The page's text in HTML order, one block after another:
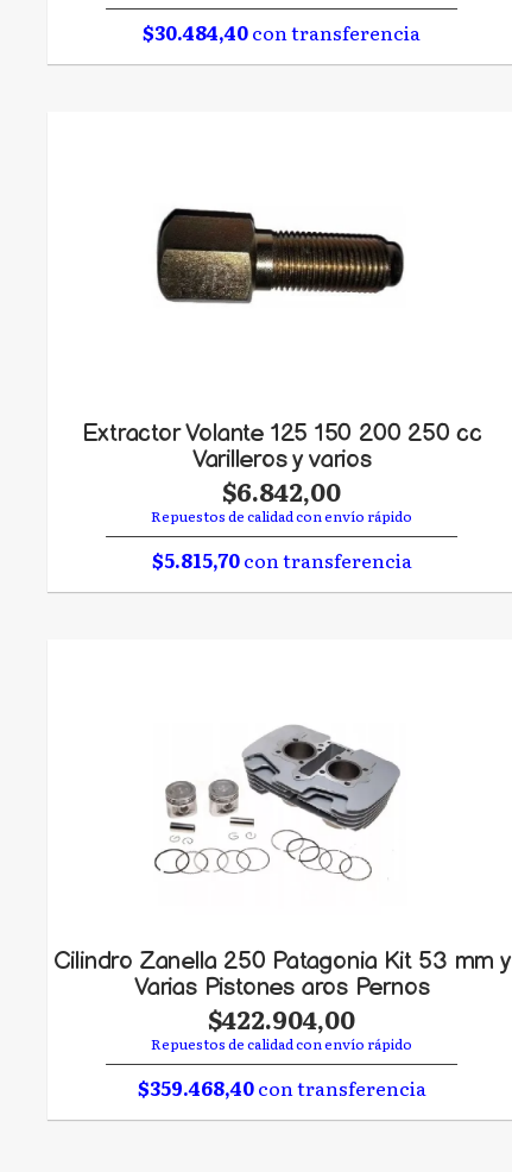
$30.484,40con transferencia
Extractor Volante 125 150 200 250 cc
Varilleros y varios
$6.842,00
Repuestos de calidad con envío rápido
$5.815,70con transferencia
Cilindro Zanella 250 Patagonia Kit 53 mm y
Varias Pistones aros Pernos
$422.904,00
Repuestos de calidad con envío rápido
$359.468,40con transferencia